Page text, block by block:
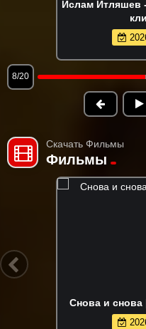
Ислам Итляшев
8/20
Скачать Фильмы
Фильмы
Снова и снова